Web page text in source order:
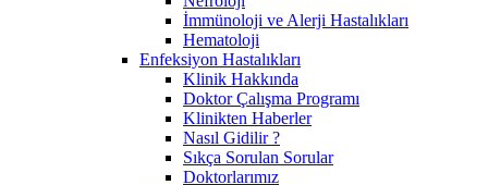
İmmünoloji ve Alerji Hastalıkları
Hematoloji
Enfeksiyon Hastalıkları
Klinik Hakkında
Doktor Çalışma Programı
Klinikten Haberler
Nasıl Gidilir ?
Sıkça Sorulan Sorular
Doktorlarımız